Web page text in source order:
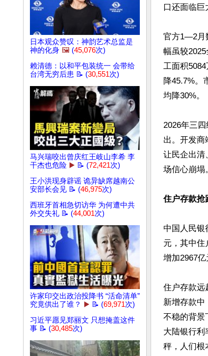
日本观众赞叹：神韵艺术总监是
神的化身 🖼️ (45,076次)
赖清德：以和平包装统一 会带给
台湾无穷后患 📝 (30,551次)
马兴瑞咬出曾庆红王岐山李希 李
干杰也危险 ▶️ 📝 (72,421次)
王小洪现身辟谣 诡异缺席越南公
安部长会见 📝 (46,975次)
西班牙首相急切访华 为何遭中共
外交失礼 📝 (44,001次)
许家印交出政治投降书 “活命清单”
究竟供出了谁？
▶️ 📝 (69,971次)
习近平愿见郑丽文 只想掩盖这件
事 📝 (30,485次)
口还面临巨
官方1—2月
幅虽较
工面积
降45.7%。
均降30%。
2026年三
出。开发商
让民企出清
场信心崩塌
住户存款抢
中国人民银
元，其中住
增加2967亿
住户存款远
新增存款中
不稳的背景
大陆银行利
秤，人们根